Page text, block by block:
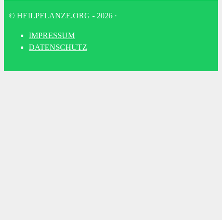
© HEILPFLANZE.ORG - 2026 ·
IMPRES­SUM
DATEN­SCHUTZ